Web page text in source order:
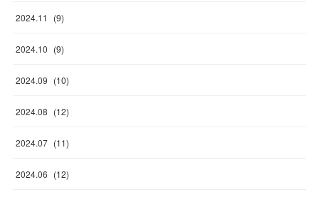
2024.11 (9)
2024.10 (9)
2024.09 (10)
2024.08 (12)
2024.07 (11)
2024.06 (12)